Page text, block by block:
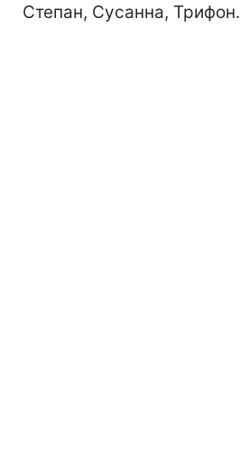
Степан, Сусанна, Трифон.